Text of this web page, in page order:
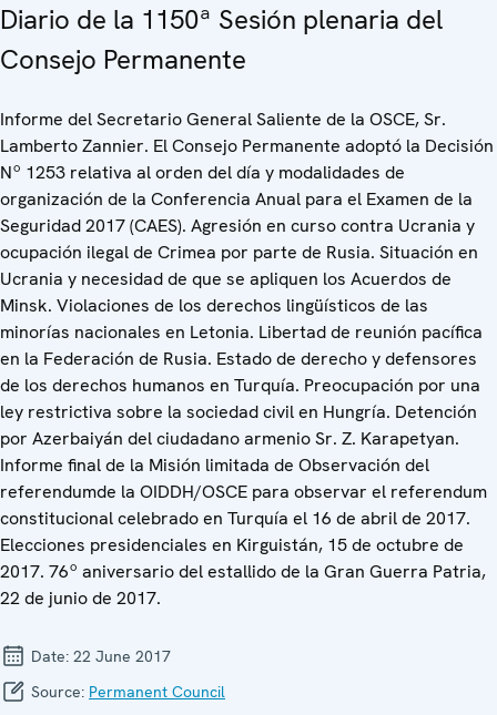
Diario de la 1150ª Sesión plenaria del
Consejo Permanente
Informe del Secretario General Saliente de la OSCE, Sr.
Lamberto Zannier. El Consejo Permanente adoptó la Decisión
Nº 1253 relativa al orden del día y modalidades de
organización de la Conferencia Anual para el Examen de la
Seguridad 2017 (CAES). Agresión en curso contra Ucrania y
ocupación ilegal de Crimea por parte de Rusia. Situación en
Ucrania y necesidad de que se apliquen los Acuerdos de
Minsk. Violaciones de los derechos lingüísticos de las
minorías nacionales en Letonia. Libertad de reunión pacífica
en la Federación de Rusia. Estado de derecho y defensores
de los derechos humanos en Turquía. Preocupación por una
ley restrictiva sobre la sociedad civil en Hungría. Detención
por Azerbaiyán del ciudadano armenio Sr. Z. Karapetyan.
Informe final de la Misión limitada de Observación del
referendumde la OIDDH/OSCE para observar el referendum
constitucional celebrado en Turquía el 16 de abril de 2017.
Elecciones presidenciales en Kirguistán, 15 de octubre de
2017. 76º aniversario del estallido de la Gran Guerra Patria,
22 de junio de 2017.
Date: 22 June 2017
Source: Permanent Council